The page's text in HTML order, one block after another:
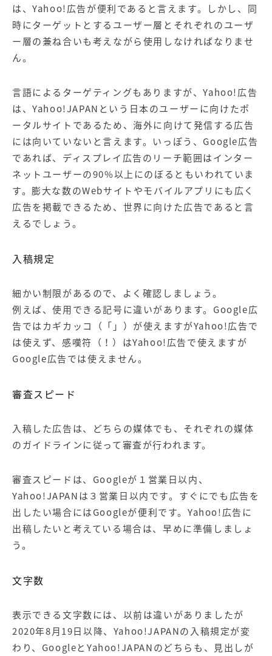
は、Yahoo!広告が便利であると言えます。しかし、同
時にターゲットとするユーザー層とそれぞれのユーザ
ー層の兼ね合いも考えながら使用しなければなりませ
ん。
言語によるターゲティングもありますが、Yahoo!広告
は、Yahoo!JAPANという日本のユーザーに向けたポ
ータルサイトであるため、海外に向けて発信する広告
には向いていないと言えます。いっぽう、Google広告
であれば、ディスプレイ広告のリーチ範囲はインター
ネットユーザーの90%以上にのぼるともいわれていま
す。膨大な数のWebサイトやモバイルアプリにも広く
広告を掲載できるため、世界に向けた広告であると言
えるでしょう。
入稿規定
細かい制限があるので、よく確認しましょう。
例えば、使用できる記号に違いがあります。Google広
告ではカギカッコ（「」）が使えますがYahoo!広告で
は使えず、感嘆符（！）はYahoo!広告で使えますが
Google広告では使えません。
審査スピード
入稿した広告は、どちらの媒体でも、それぞれの媒体
のガイドラインに従って審査が行われます。
審査スピードは、Googleが１営業日以内、
Yahoo!JAPANは３営業日以内です。すぐにでも広告を
出したい場合にはGoogleが便利です。Yahoo!広告に
出稿したいと考えている場合は、早めに準備しましょ
う。
文字数
表示できる文字数には、以前は違いがありましたが
2020年8月19日以降、Yahoo!JAPANの入稿規定が変
わり、GoogleとYahoo!JAPANのどちらも、見出しが